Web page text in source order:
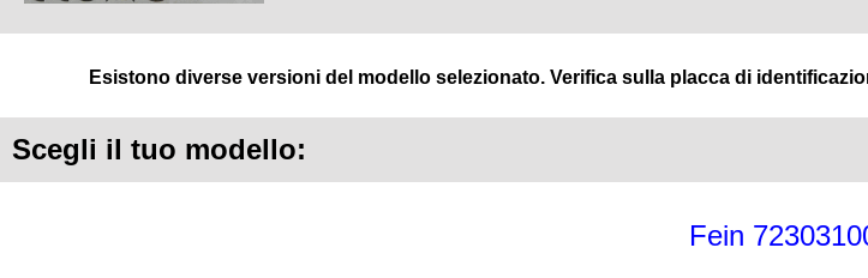
Esistono diverse versioni del modello selezionato. Verifica sulla placca di
Scegli il tuo modello:
Fein